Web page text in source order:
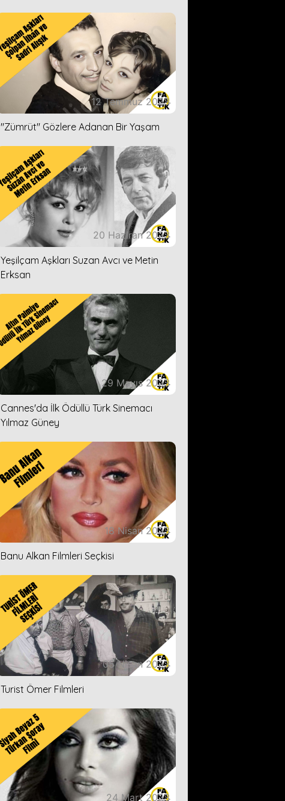
12 Temmuz 2023
''Zümrüt'' Gözlere Adanan Bir Yaşam
20 Haziran 2023
Yeşilçam Aşkları Suzan Avcı ve Metin
Erksan
29 Mayıs 2023
Cannes'da İlk Ödüllü Türk Sinemacı
Yılmaz Güney
18 Nisan 2023
Banu Alkan Filmleri Seçkisi
05 Nisan 2023
Turist Ömer Filmleri
24 Mart 2023